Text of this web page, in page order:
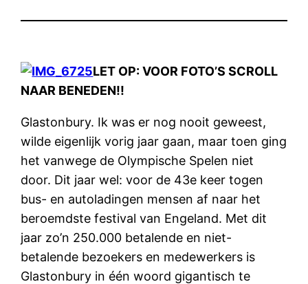
LET OP: VOOR FOTO’S SCROLL
NAAR BENEDEN!!
Glastonbury. Ik was er nog nooit geweest,
wilde eigenlijk vorig jaar gaan, maar toen ging
het vanwege de Olympische Spelen niet
door. Dit jaar wel: voor de 43e keer togen
bus- en autoladingen mensen af naar het
beroemdste festival van Engeland. Met dit
jaar zo’n 250.000 betalende en niet-
betalende bezoekers en medewerkers is
Glastonbury in één woord gigantisch te